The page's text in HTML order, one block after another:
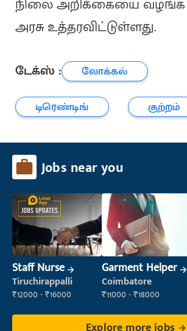
நிலை அறிக்கையை
அரசு உத்தரவிட்டுள்ளது.
டேக்ஸ் :
லோக்கல்
டிரெண்டிங்
குற்றம்
Jobs near you
Staff Nurse
Tiruchirappalli
₹12000 - ₹16000
Garment Helper
Coimbatore
₹11000 - ₹18000